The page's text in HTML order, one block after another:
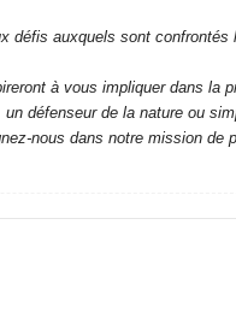
défis auxquels sont
à vous impliquer dans la
défenseur de la nature ou
nous dans notre mission